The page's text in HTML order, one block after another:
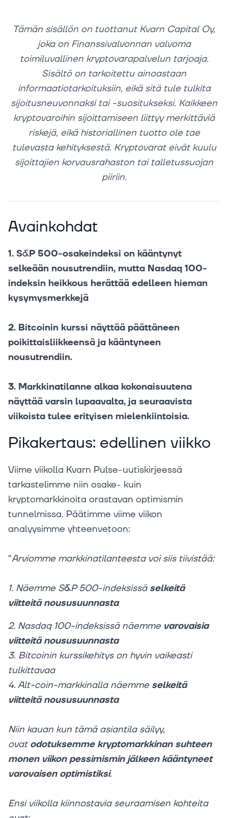
Tämän sisällön on tuottanut Kvarn Capital Oy,
joka on Finanssivalvonnan valvoma
toimiluvallinen kryptovarapalvelun tarjoaja.
Sisältö on tarkoitettu ainoastaan
informaatiotarkoituksiin, eikä sitä tule tulkita
sijoitusneuvonnaksi tai -suositukseksi. Kaikkeen
kryptovaroihin sijoittamiseen liittyy merkittäviä
riskejä, eikä historiallinen tuotto ole tae
tulevasta kehityksestä. Kryptovarat eivät kuulu
sijoittajien korvausrahaston tai talletussuojan
piiriin.
Avainkohdat
1. S&P 500-osakeindeksi on kääntynyt
selkeään nousutrendiin, mutta Nasdaq 100-
indeksin heikkous herättää edelleen hieman
kysymysmerkkejä
2. Bitcoinin kurssi näyttää päättäneen
poikittaisliikkeensä ja kääntyneen
nousutrendiin.
3. Markkinatilanne alkaa kokonaisuutena
näyttää varsin lupaavalta, ja seuraavista
viikoista tulee erityisen mielenkiintoisia.
Pikakertaus: edellinen viikko
Viime viikolla Kvarn Pulse-uutiskirjeessä
tarkastelimme niin osake- kuin
kryptomarkkinoita orastavan optimismin
tunnelmissa. Päätimme viime viikon
analyysimme yhteenvetoon:
“Arviomme markkinatilanteesta voi siis tiivistää:
1. Näemme S&P 500-indeksissä selkeitä
viitteitä noususuunnasta
2. Nasdaq 100-indeksissä näemme varovaisia
viitteitä noususuunnasta
3. Bitcoinin kurssikehitys on hyvin vaikeasti
tulkittavaa
4. Alt-coin-markkinalla näemme selkeitä
viitteitä noususuunnasta
Niin kauan kun tämä asiantila säilyy,
ovat odotuksemme kryptomarkkinan suhteen
monen viikon pessimismin jälkeen kääntyneet
varovaisen optimistiksi.
Ensi viikolla kiinnostavia seuraamisen kohteita